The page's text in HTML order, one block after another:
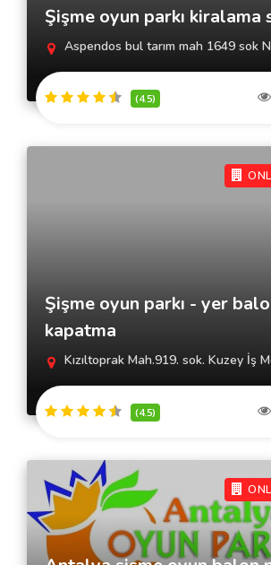
Şişme oyun parkı kiralama
Aspendos bul tarım mah 1649 sok
(4.5)
Şişme oyun parkı - yer
kapatma
Kızıltoprak Mah.919. sok. Kuzey İş
(4.5)